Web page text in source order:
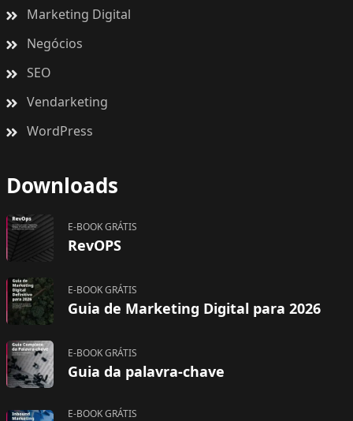
Marketing Digital
Negócios
SEO
Vendarketing
WordPress
Downloads
E-BOOK GRÁTIS
RevOPS
E-BOOK GRÁTIS
Guia de Marketing Digital para 2026
E-BOOK GRÁTIS
Guia da palavra-chave
E-BOOK GRÁTIS